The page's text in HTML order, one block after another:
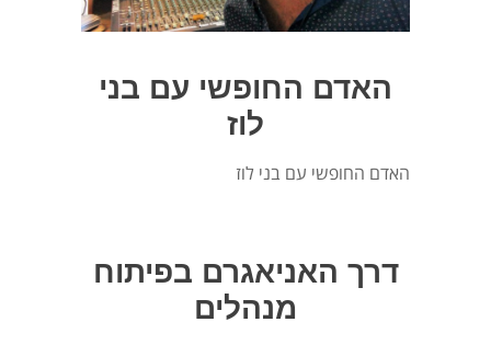
האדם החופשי עם בני
לוז
האדם החופשי עם בני לוז
דרך האניאגרם בפיתוח
מנהלים